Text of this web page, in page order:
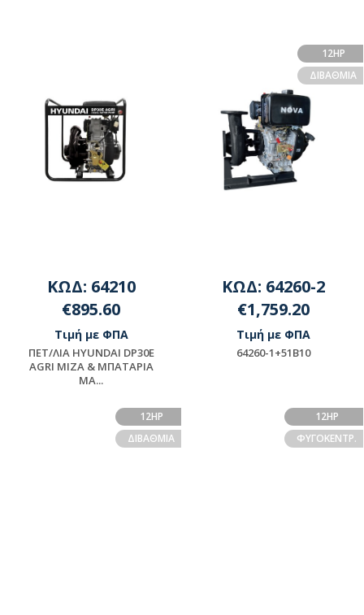
ΚΩΔ: 64210
€895.60
Τιμή με ΦΠΑ
ΠET/ΛIA HYUNDAI DP30E
AGRI MIZA & ΜΠΑΤΑΡΙΑ
MA...
12HP
ΔΙΒΑΘΜΙΑ
ΚΩΔ: 64260-2
€1,759.20
Τιμή με ΦΠΑ
64260-1+51B10
ΠΑΡΑΚΑΛΟΥΜΕ ΓΙΑ
ΔΙΑΘΕΣΙΜΟΤΗΤΑ
12HP
ΔΙΒΑΘΜΙΑ
12HP
ΦΥΓΟΚΕΝΤΡ.